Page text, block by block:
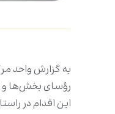
به گزارش واحد
رؤسای بخش‌ها و
این اقدام در